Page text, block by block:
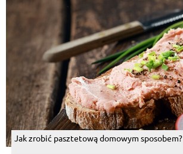
Jak zrobić pasztetową domowym sposobem?